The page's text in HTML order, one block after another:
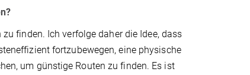
finden. Ich verfolge daher die Idee, dass
fortzubewegen, eine physische
um günstige Routen zu finden. Es ist